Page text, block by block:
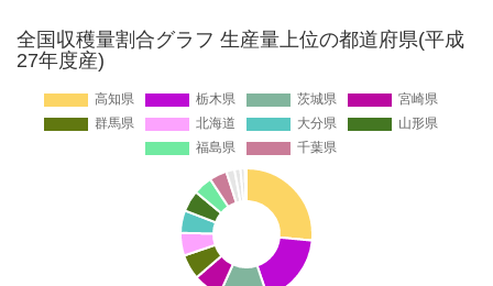
全国収穫量割合グラフ 生産量上位の都道府県(平成
27年度産)